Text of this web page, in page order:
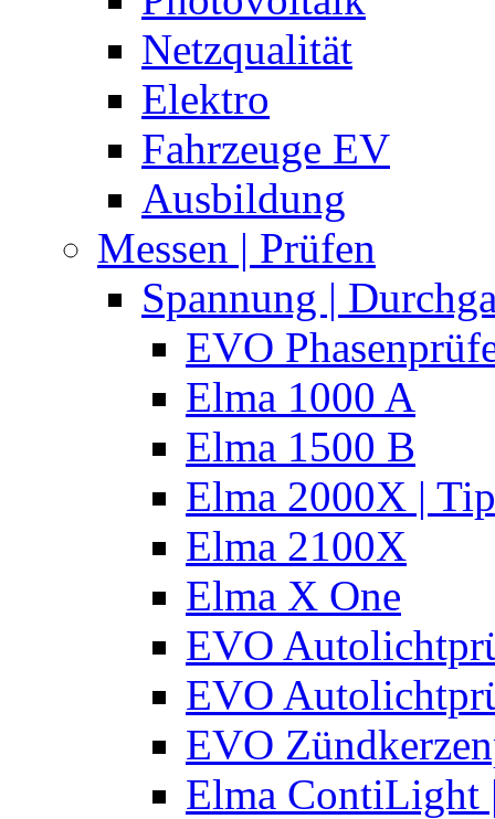
Netzqualität
Elektro
Fahrzeuge EV
Ausbildung
Messen | Prüfen
Spannung |
EVO
Elma 1000 A
Elma 1500 B
Elma 2000X |
Elma 2100X
Elma X One
EVO
EVO
EVO
Elma ContiLight